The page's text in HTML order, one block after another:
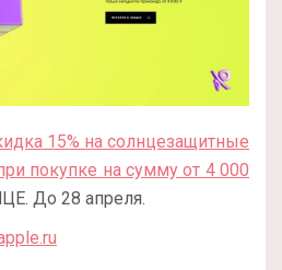
15% на солнцезащитные
покупке на сумму от 4 000
До 28 апреля.